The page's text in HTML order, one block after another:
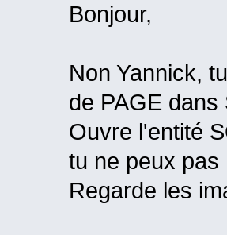
Bonjour,
Non Yannick,
de PAGE dans
Ouvre l'entité
tu ne peux pas
Regarde les